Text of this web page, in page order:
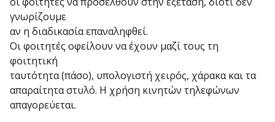
γνωρίζουμε
αν η διαδικασία επαναληφθεί.
Οι φοιτητές οφείλουν να έχουν μαζί τους τη
φοιτητική
ταυτότητα (πάσο), υπολογιστή χειρός, χάρακα και τα
απαραίτητα στυλό. Η χρήση κινητών τηλεφώνων
απαγορεύεται.